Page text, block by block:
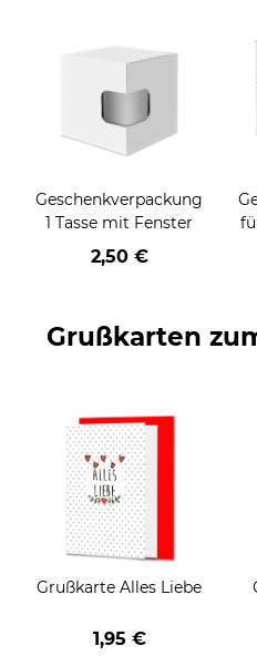
Geschenkverpackung
1 Tasse mit Fenster
2,50 €
Grußkarten
Grußkarte Alles Liebe
1,95 €